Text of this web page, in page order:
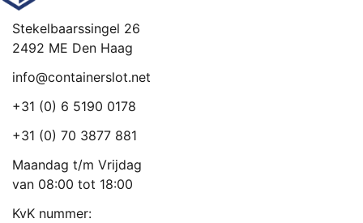
Stekelbaarssingel 26
2492 ME Den Haag
info@containerslot.net
+31 (0) 6 5190 0178
+31 (0) 70 3877 881
Maandag t/m Vrijdag
van 08:00 tot 18:00
KvK nummer: